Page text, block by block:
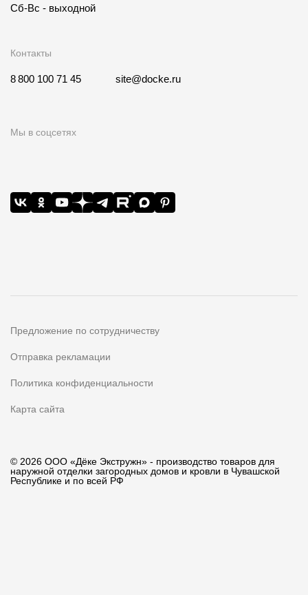
Сб-Вс - выходной
Контакты
8 800 100 71 45 site@docke.ru
Мы в соцсетях
Предложение по сотрудничеству
Отправка рекламации
Политика конфиденциальности
Карта сайта
© 2026 ООО «Дёке Экстружн» - производство товаров для
наружной отделки загородных домов и кровли в Чувашской
Республике и по всей РФ